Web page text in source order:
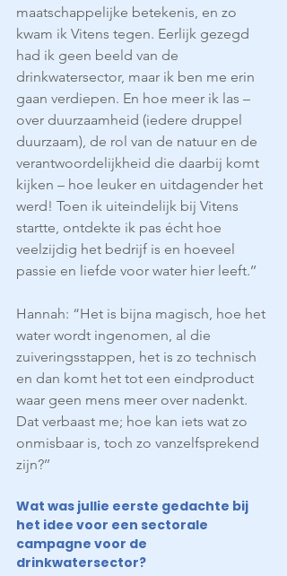
maatschappelijke betekenis, en zo
kwam ik Vitens tegen. Eerlijk gezegd
had ik geen beeld van de
drinkwatersector, maar ik ben me erin
gaan verdiepen. En hoe meer ik las –
over duurzaamheid (iedere druppel
duurzaam), de rol van de natuur en de
verantwoordelijkheid die daarbij komt
kijken – hoe leuker en uitdagender het
werd! Toen ik uiteindelijk bij Vitens
startte, ontdekte ik pas écht hoe
veelzijdig het bedrijf is en hoeveel
passie en liefde voor water hier leeft.’’
Hannah: “Het is bijna magisch, hoe het
water wordt ingenomen, al die
zuiveringsstappen, het is zo technisch
en dan komt het tot een eindproduct
waar geen mens meer over nadenkt.
Dat verbaast me; hoe kan iets wat zo
onmisbaar is, toch zo vanzelfsprekend
zijn?’’
Wat was jullie eerste gedachte bij
het idee voor een sectorale
campagne voor de
drinkwatersector?